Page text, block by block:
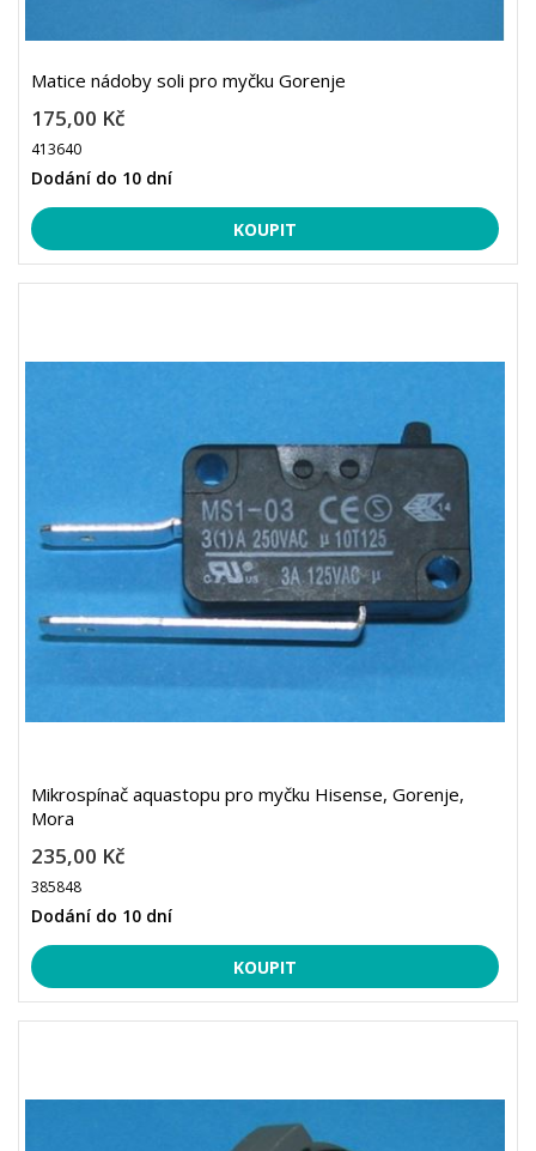
Matice nádoby soli pro myčku Gorenje
175,00 Kč
413640
Dodání do 10 dní
Mikrospínač aquastopu pro myčku Hisense, Gorenje,
Mora
235,00 Kč
385848
Dodání do 10 dní